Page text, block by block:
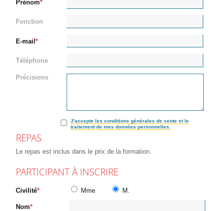
Prénom
Fonction
E-mail
Téléphone
Précisions
J'accepte les conditions générales de vente et le
traitement de mes données personnelles.
REPAS
Le repas est inclus dans le prix de la formation.
PARTICIPANT À INSCRIRE
Civilité Mme M.
Nom